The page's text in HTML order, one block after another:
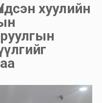
хуулийн